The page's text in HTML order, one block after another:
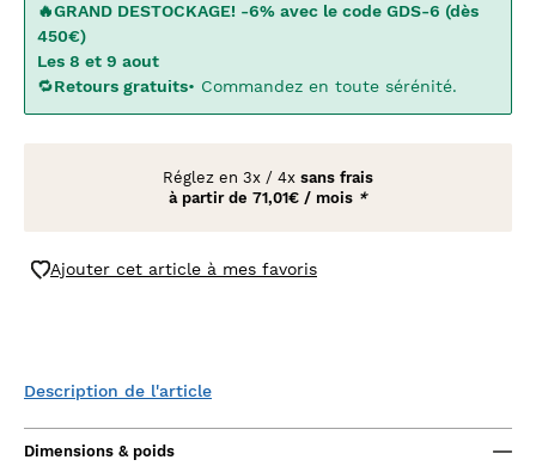
🔥GRAND DESTOCKAGE! -6% avec le code GDS-6 (dès
450€)
Les 8 et 9 aout
🔁Retours gratuits• Commandez en toute sérénité.
Réglez en 3x / 4x sans frais
à partir de 71,01€ / mois *
Ajouter cet article à mes favoris
Description de l'article
Dimensions & poids